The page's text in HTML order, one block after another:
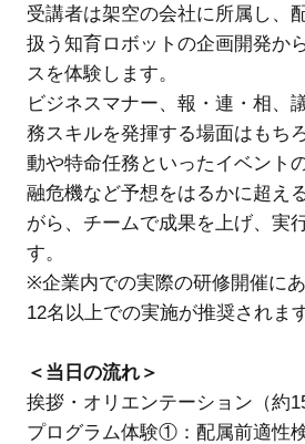
受講者は架空の会社に所属し、
扱う知育ロボットの企画開発か
スを体験します。
ビジネスマナー、報・連・相、
務スキルを発揮する場面はもち
動や特命任務といったイベント
融危機など予想をはるかに超え
がら、チームで成果を上げ、実
す。
※企業内での実際の研修開催に
12名以上での実施が推奨されます
＜当日の流れ＞
挨拶・オリエンテーション（約
プログラム体験①：配属前適性検